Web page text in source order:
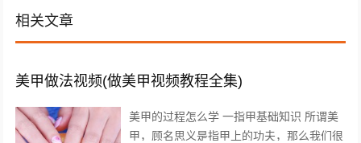
相关文章
美甲做法视频(做美甲视频教程全集)
美甲的过程怎么学 一指甲基础知识 所谓美
甲，顾名思义是指甲上的功夫，那么我们很